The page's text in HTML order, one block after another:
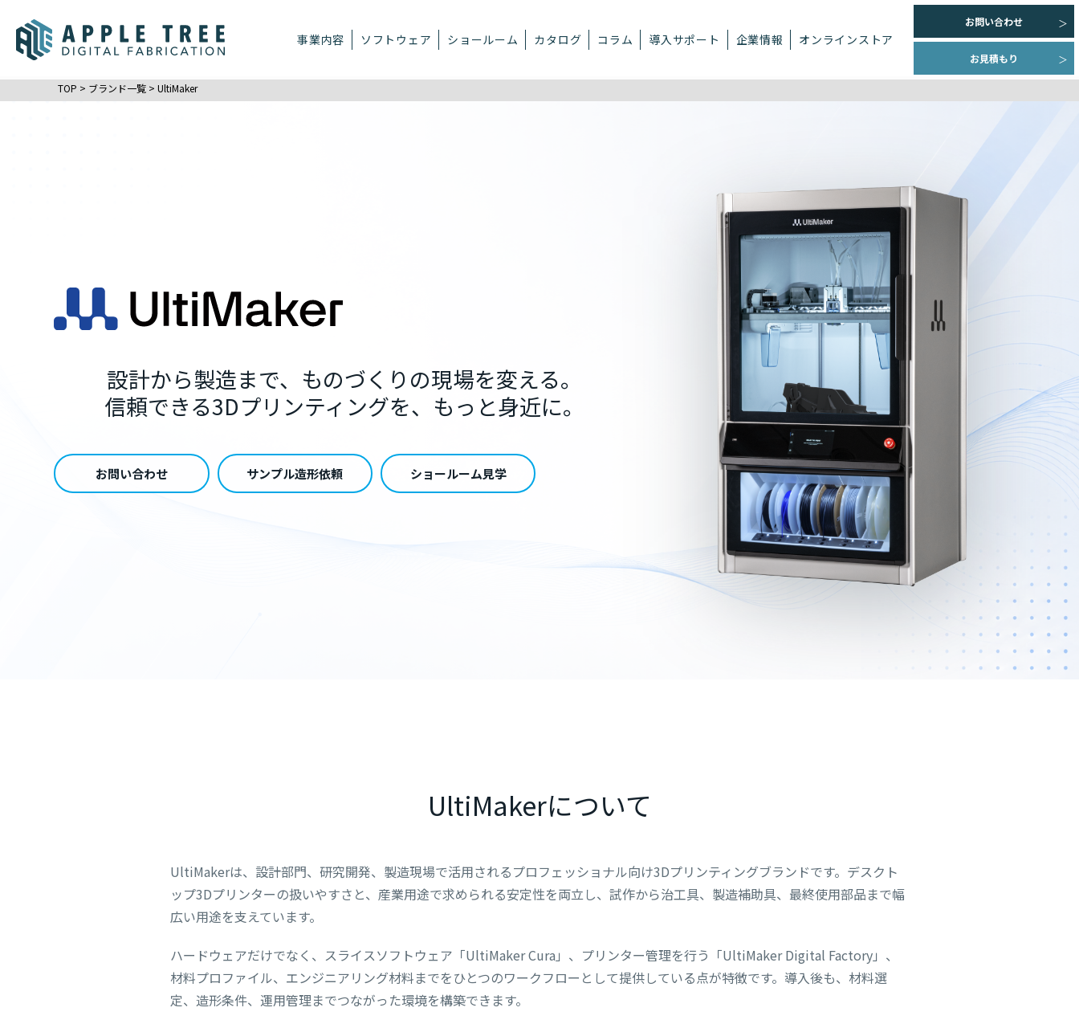
事業内容 ソフトウェア ショールーム カタログ コラム 導入サポート 企業情報 オンラインストア
お問い合わせ
お見積もり
TOP > ブランド一覧 > UltiMaker
設計から製造まで、ものづくりの現場を変える。
信頼できる3Dプリンティングを、もっと身近に。
お問い合わせ サンプル造形依頼 ショールーム見学
UltiMakerについて
UltiMakerは、設計部門、研究開発、製造現場で活用されるプロフェッショナル向け3Dプリンティングブランドです。デスクト
ップ3Dプリンターの扱いやすさと、産業用途で求められる安定性を両立し、試作から治工具、製造補助具、最終使用部品まで幅
広い用途を支えています。
ハードウェアだけでなく、スライスソフトウェア「UltiMaker Cura」、プリンター管理を行う「UltiMaker Digital Factory」、
材料プロファイル、エンジニアリング材料までをひとつのワークフローとして提供している点が特徴です。導入後も、材料選
定、造形条件、運用管理までつながった環境を構築できます。